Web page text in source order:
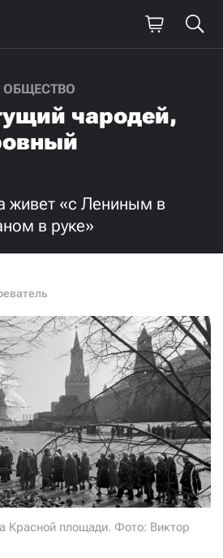
ОБЩЕСТВО
чародей,
живет «с Лениным в
в руке»
Красной площади. Фото: Виктор
работу!
свое гражданство РФ
СОУЧАСТНИКОМ
С ДРУЗЬЯМИ
пишите donate@novayagazeta.ru
или